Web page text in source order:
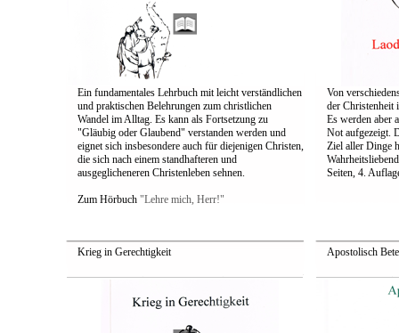
Ein fundamentales Lehrbuch mit leicht verständlichen
und praktischen Belehrungen zum christlichen
Wandel im Alltag. Es kann als Fortsetzung zu
"Gläubig oder Glau­bend" verstanden werden und
eignet sich insbesondere auch für diejenigen Christen,
die sich nach einem standhafteren und
ausgeglicheneren Christenleben sehnen.
Zum Hörbuch "Lehre mich, Herr!"
Von
der Christenheit
Es werden aber
Not aufgezeigt.
Ziel aller Dinge
Seiten, 4.
Krieg in Gerechtigkeit Apostolisch